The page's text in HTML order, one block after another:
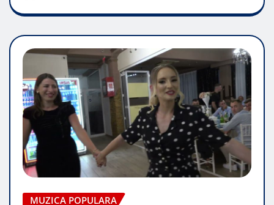
MUZICA POPULARA